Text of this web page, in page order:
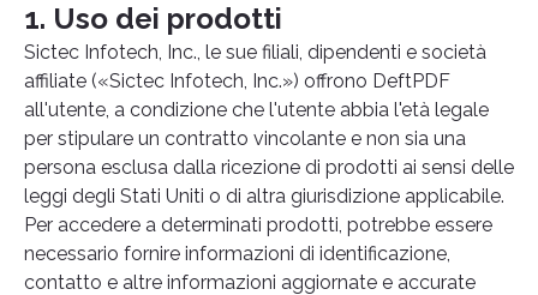
1. Uso dei prodotti
Sictec Infotech, Inc., le sue filiali, dipendenti e società
affiliate («Sictec Infotech, Inc.») offrono DeftPDF
all'utente, a condizione che l'utente abbia l'età legale
per stipulare un contratto vincolante e non sia una
persona esclusa dalla ricezione di prodotti ai sensi delle
leggi degli Stati Uniti o di altra giurisdizione applicabile.
Per accedere a determinati prodotti, potrebbe essere
necessario fornire informazioni di identificazione,
contatto e altre informazioni aggiornate e accurate